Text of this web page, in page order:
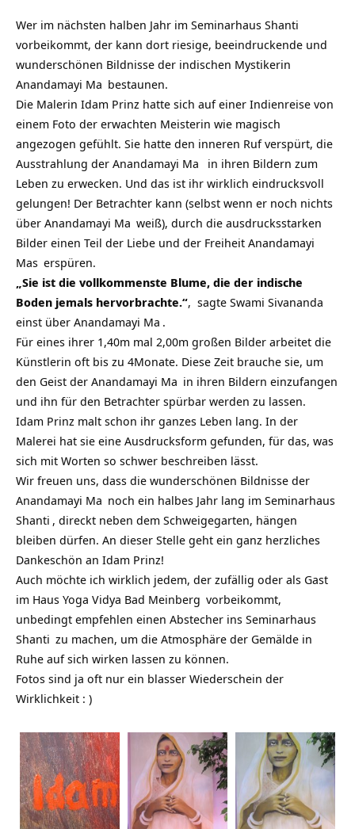
Wer im nächsten halben Jahr im Seminarhaus Shanti
vorbeikommt, der kann dort riesige, beeindruckende und
wunderschönen Bildnisse der indischen Mystikerin
Anandamayi Ma bestaunen.
Die Malerin Idam Prinz hatte sich auf einer Indienreise von
einem Foto der erwachten Meisterin wie magisch
angezogen gefühlt. Sie hatte den inneren Ruf verspürt, die
Ausstrahlung der Anandamayi Ma
in ihren Bildern zum
Leben zu erwecken. Und das ist ihr wirklich eindrucksvoll
gelungen! Der Betrachter kann (selbst wenn er noch nichts
über Anandamayi Ma weiß), durch die ausdrucksstarken
Bilder einen Teil der Liebe und der Freiheit Anandamayi
Mas erspüren.
„Sie ist die vollkommenste Blume, die der indische
Boden jemals hervorbrachte.“, sagte Swami Sivananda
einst über Anandamayi Ma .
Für eines ihrer 1,40m mal 2,00m großen Bilder arbeitet die
Künstlerin oft bis zu 4Monate. Diese Zeit brauche sie, um
den Geist der Anandamayi Ma in ihren Bildern einzufangen
und ihn für den Betrachter spürbar werden zu lassen.
Idam Prinz malt schon ihr ganzes Leben lang. In der
Malerei hat sie eine Ausdrucksform gefunden, für das, was
sich mit Worten so schwer beschreiben lässt.
Wir freuen uns, dass die wunderschönen Bildnisse der
Anandamayi Ma noch ein halbes Jahr lang im Seminarhaus
Shanti , direckt neben dem Schweigegarten, hängen
bleiben dürfen. An dieser Stelle geht ein ganz herzliches
Dankeschön an Idam Prinz!
Auch möchte ich wirklich jedem, der zufällig oder als Gast
im Haus Yoga Vidya Bad Meinberg vorbeikommt,
unbedingt empfehlen einen Abstecher ins Seminarhaus
Shanti zu machen, um die Atmosphäre der Gemälde in
Ruhe auf sich wirken lassen zu können.
Fotos sind ja oft nur ein blasser Wiederschein der
Wirklichkeit : )